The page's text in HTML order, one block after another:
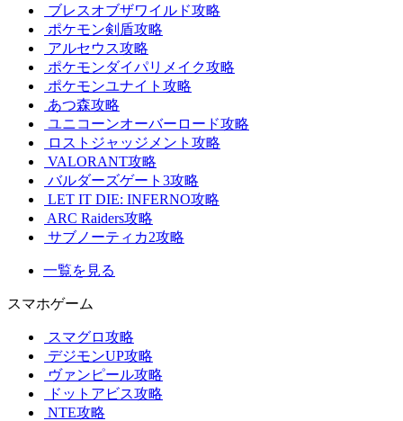
ブレスオブザワイルド攻略
ポケモン剣盾攻略
アルセウス攻略
ポケモンダイパリメイク攻略
ポケモンユナイト攻略
あつ森攻略
ユニコーンオーバーロード攻略
ロストジャッジメント攻略
VALORANT攻略
バルダーズゲート3攻略
LET IT DIE: INFERNO攻略
ARC Raiders攻略
サブノーティカ2攻略
一覧を見る
スマホゲーム
スマグロ攻略
デジモンUP攻略
ヴァンピール攻略
ドットアビス攻略
NTE攻略